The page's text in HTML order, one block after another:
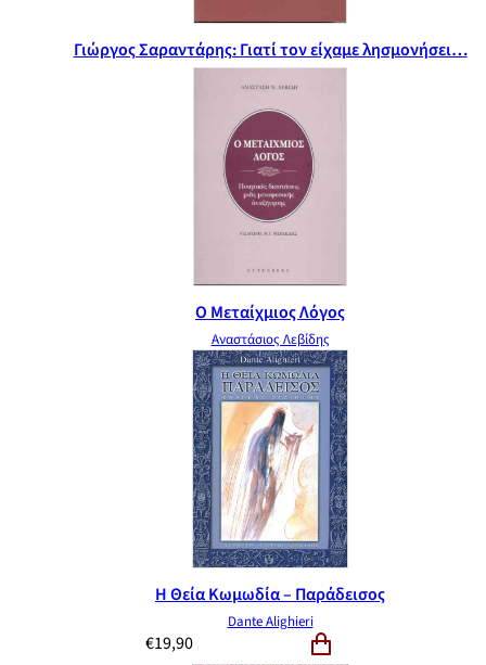
Γιώργος Σαραντάρης: Γιατί τον είχαμε λησμονήσει…
Ο Μεταίχμιος Λόγος
Αναστάσιος Λεβίδης
Η Θεία Κωμωδία – Παράδεισος
Dante Alighieri
€19,90